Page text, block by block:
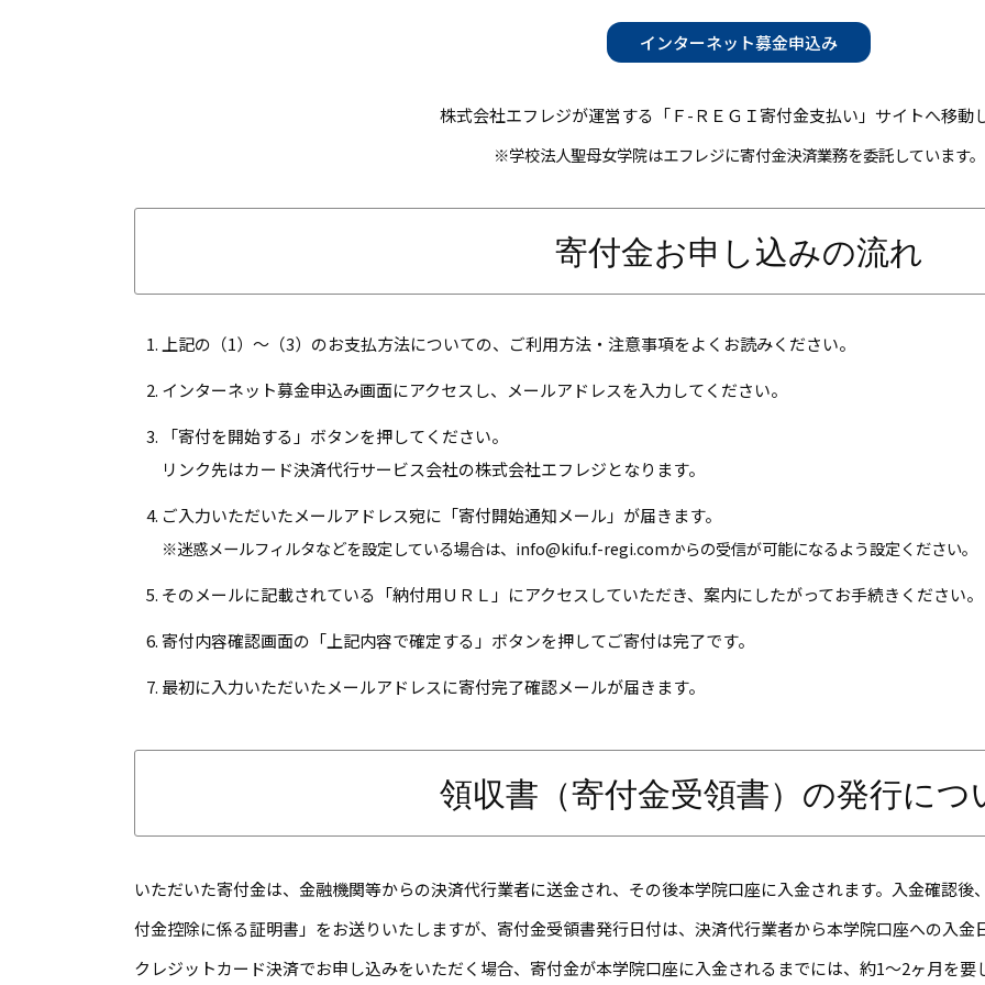
インターネット募金申込み
株式会社エフレジが運営する「Ｆ-ＲＥＧＩ寄付金支払い」サイトへ移動
※学校法人聖母女学院はエフレジに寄付金決済業務を委託しています。
寄付金お申し込みの流れ
上記の（1）～（3）のお支払方法についての、ご利用方法・注意事項をよくお読みください。
インターネット募金申込み画面にアクセスし、メールアドレスを入力してください。
「寄付を開始する」ボタンを押してください。
リンク先はカード決済代行サービス会社の株式会社エフレジとなります。
ご入力いただいたメールアドレス宛に「寄付開始通知メール」が届きます。
※迷惑メールフィルタなどを設定している場合は、info@kifu.f-regi.comからの受信が可能になるよう設定ください。
そのメールに記載されている「納付用ＵＲＬ」にアクセスしていただき、案内にしたがってお手続きください。
寄付内容確認画面の「上記内容で確定する」ボタンを押してご寄付は完了です。
最初に入力いただいたメールアドレスに寄付完了確認メールが届きます。
領収書（寄付金受領書）の発行につ
いただいた寄付金は、金融機関等からの決済代行業者に送金され、その後本学院口座に入金されます。入金確認
付金控除に係る証明書」をお送りいたしますが、寄付金受領書発行日付は、決済代行業者から本学院口座への入金
クレジットカード決済でお申し込みをいただく場合、寄付金が本学院口座に入金されるまでには、約1～2ヶ月を